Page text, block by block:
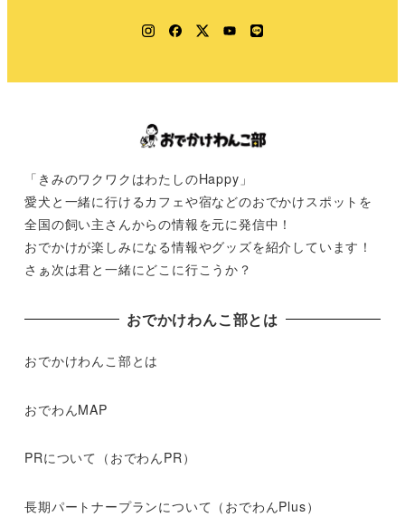
Instagram
Facebook
TwitterYouTube
LINE
「きみのワクワクはわたしのHappy」
愛犬と一緒に行けるカフェや宿などのおでかけスポットを
全国の飼い主さんからの情報を元に発信中！
おでかけが楽しみになる情報やグッズを紹介しています！
さぁ次は君と一緒にどこに行こうか？
おでかけわんこ部とは
おでかけわんこ部とは
おでわんMAP
PRについて（おでわんPR）
長期パートナープランについて（おでわんPlus）